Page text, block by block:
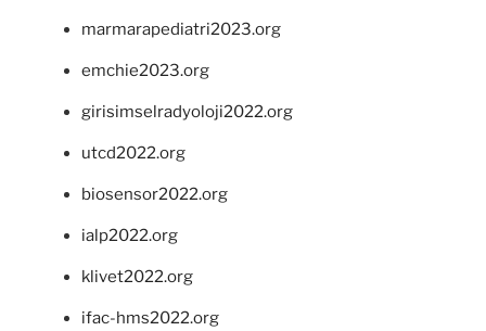
marmarapediatri2023.org
emchie2023.org
girisimselradyoloji2022.org
utcd2022.org
biosensor2022.org
ialp2022.org
klivet2022.org
ifac-hms2022.org